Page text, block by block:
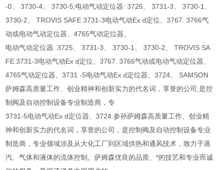
-0、 3730-4、 3730-5;电动气动定位器: 3725、 3731-3、 3730-1、
3730-2、 TROVIS SAFE 3731-3电动气动Ex d定位、3767. 3766气
动或电动气动定位器、4765气动定位器、
电动气动定位器: 3725、 3731-3、 3730-1、 3730-2、 TROVIS SA
FE 3731-3电动气动Ex d定位、3767. 3766气动或电动气动定位器、
4765气动定位器、3731 -5电动气动Ex d定位器、3724。 SAMSON
萨姆森高质量工作、创业精神和创新实力的代名词，享誉的公司,是控
制阀及自动控制设备专业制造商，专
3731-5电动气动Ex d定位器、3724.参孙萨姆森高质量工作、创业精
神和创新实力的代名词，享誉的公司，是控制阀及自动控制设备专业
制造商，专业领域涉及从大化工厂到区域供热和通风技术，致力于蒸
汽、气体和液体的流体控制。萨姆森优良的品质、*的技艺和专业而诚